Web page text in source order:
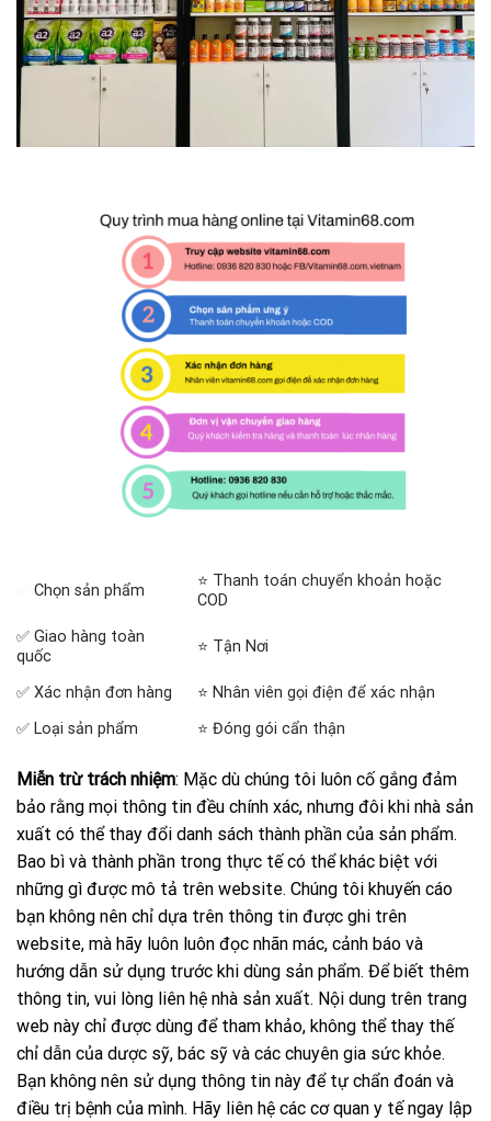
Chọn sản phẩm
⭐ Thanh toán chuyển khoản hoặc
COD
✅ Giao hàng toàn
quốc
⭐ Tận Nơi
✅ Xác nhận đơn hàng
⭐ Nhân viên gọi điện để xác nhận
✅ Loại sản phẩm
⭐ Đóng gói cẩn thận
Miễn trừ trách nhiệm: Mặc dù chúng tôi luôn cố gắng đảm
bảo rằng mọi thông tin đều chính xác, nhưng đôi khi nhà sản
xuất có thể thay đổi danh sách thành phần của sản phẩm.
Bao bì và thành phần trong thực tế có thể khác biệt với
những gì được mô tả trên website. Chúng tôi khuyến cáo
bạn không nên chỉ dựa trên thông tin được ghi trên
website, mà hãy luôn luôn đọc nhãn mác, cảnh báo và
hướng dẫn sử dụng trước khi dùng sản phẩm. Để biết thêm
thông tin, vui lòng liên hệ nhà sản xuất. Nội dung trên trang
web này chỉ được dùng để tham khảo, không thể thay thế
chỉ dẫn của dược sỹ, bác sỹ và các chuyên gia sức khỏe.
Bạn không nên sử dụng thông tin này để tự chẩn đoán và
điều trị bệnh của mình. Hãy liên hệ các cơ quan y tế ngay lập